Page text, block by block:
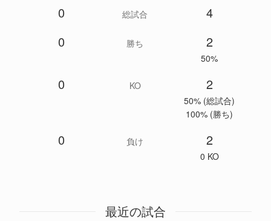
0 総試合
4
0
勝ち 2
50%
0 KO 2
50% (総試合)
100% (勝ち)
0 負け 2
0 KO
最近の試合